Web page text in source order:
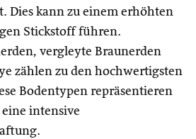
Dies kann zu einem erhöhten
Stickstoff führen.
vergleyte Braunerden
zählen zu den hochwertigsten
Bodentypen repräsentieren
intensive